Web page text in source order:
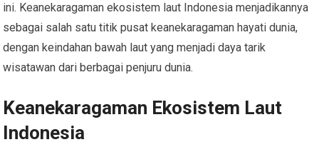
ini. Keanekaragaman ekosistem laut Indonesia menjadikannya
sebagai salah satu titik pusat keanekaragaman hayati dunia,
dengan keindahan bawah laut yang menjadi daya tarik
wisatawan dari berbagai penjuru dunia.
Keanekaragaman Ekosistem Laut
Indonesia